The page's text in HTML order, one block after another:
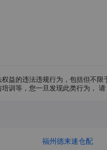
益的违法违规行为，包括但不
训等，您一旦发现此类行为， 请
福州德来速仓配